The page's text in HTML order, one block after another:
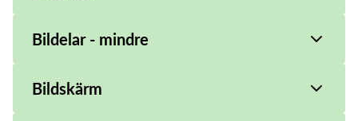
Bildelar - mindre
Bildskärm